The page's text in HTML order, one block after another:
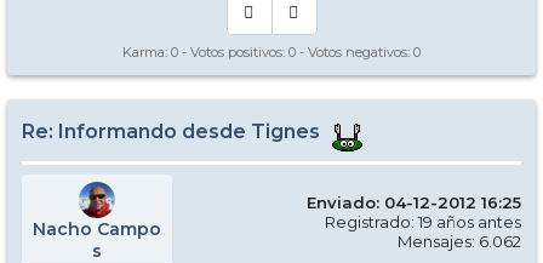
Karma: 0 - Votos positivos: 0 - Votos negativos: 0
Re: Informando desde Tignes
Nacho Campo
s
Enviado: 04-12-2012 16:25
Registrado: 19 años antes
Mensajes: 6.062